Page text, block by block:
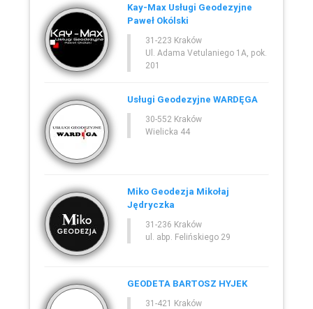
Kay-Max Usługi Geodezyjne
Paweł Okólski
31-223 Kraków
Ul. Adama Vetulaniego 1A, pok.
201
Usługi Geodezyjne WARDĘGA
30-552 Kraków
Wielicka 44
Miko Geodezja Mikołaj
Jędryczka
31-236 Kraków
ul. abp. Felińskiego 29
GEODETA BARTOSZ HYJEK
31-421 Kraków